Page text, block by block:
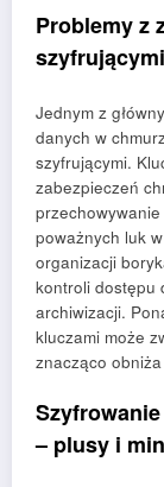
Problemy z
szyfrującymi
Jednym z
danych w
szyfrującymi.
zabezpieczeń
poważnych luk
organizacji
kontroli dostępu
archiwizacji.
kluczami może
znacząco
– plusy i